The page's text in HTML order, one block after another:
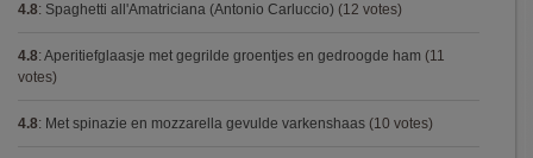
4.8: Spaghetti all'Amatriciana (Antonio Carluccio) (12 votes)
4.8: Aperitiefglaasje met gegrilde groentjes en gedroogde ham (11
votes)
4.8: Met spinazie en mozzarella gevulde varkenshaas (10 votes)